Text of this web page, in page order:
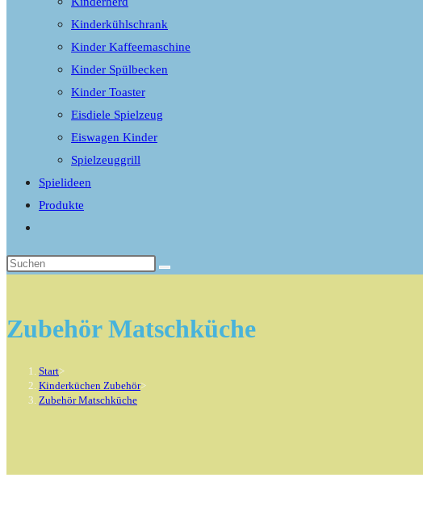
Kinderkühlschrank
Kinder Kaffeemaschine
Kinder Spülbecken
Kinder Toaster
Eisdiele Spielzeug
Eiswagen Kinder
Spielzeuggrill
Spielideen
Produkte
umschalten
Zubehör Matschküche
Start>
Kinderküchen Zubehör>
Zubehör Matschküche